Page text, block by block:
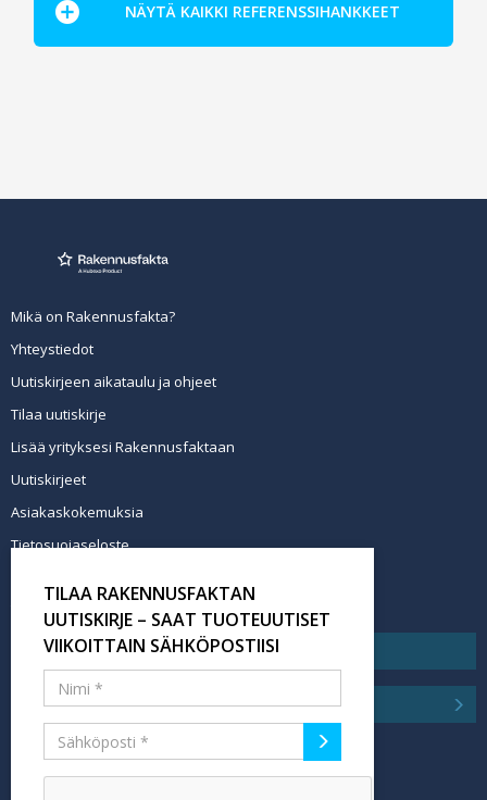
NÄYTÄ KAIKKI REFERENSSIHANKKEET
Mikä on Rakennusfakta?
Yhteystiedot
Uutiskirjeen aikataulu ja ohjeet
Tilaa uutiskirje
Lisää yrityksesi Rakennusfaktaan
Uutiskirjeet
Asiakaskokemuksia
Tietosuojaseloste
Tilaa uutiskirje
TILAA RAKENNUSFAKTAN
UUTISKIRJE – SAAT TUOTEUUTISET
VIIKOITTAIN SÄHKÖPOSTIISI